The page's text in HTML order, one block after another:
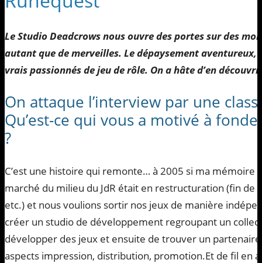
Le Studio Deadcrows nous ouvre des portes sur des
autant que de merveilles. Le dépaysement aventureux,
vrais passionnés de jeu de rôle. On a hâte d’en
On attaque l’interview par une
Qu’est-ce qui vous a motivé à
?
C’est une histoire qui remonte… à 2005 si ma mémoire
marché du milieu du JdR était en restructuration (fin de
etc.) et nous voulions sortir nos jeux de manière
créer un studio de développement regroupant un
développer des jeux et ensuite de trouver un
aspects impression, distribution, promotion.Et de fil en